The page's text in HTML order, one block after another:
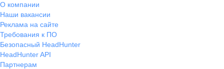
О компании
Наши вакансии
Реклама на сайте
Требования к ПО
Безопасный HeadHunter
HeadHunter API
Партнерам